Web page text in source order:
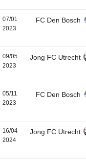
07/01
2023
FC Den Bosch
09/05
2023
Jong FC Utrecht
05/11
2023
FC Den Bosch
16/04
2024
Jong FC Utrecht